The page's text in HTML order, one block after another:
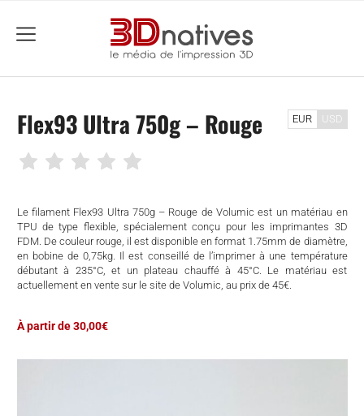
menu
Flex93 Ultra 750g – Rouge
Le filament Flex93 Ultra 750g – Rouge de Volumic est un matériau en
TPU de type flexible, spécialement conçu pour les imprimantes 3D
FDM. De couleur rouge, il est disponible en format 1.75mm de diamètre,
en bobine de 0,75kg. Il est conseillé de l’imprimer à une température
débutant à 235°C, et un plateau chauffé à 45°C. Le matériau est
actuellement en vente sur le site de Volumic, au prix de 45€.
EUR USD
À partir de 30,00€